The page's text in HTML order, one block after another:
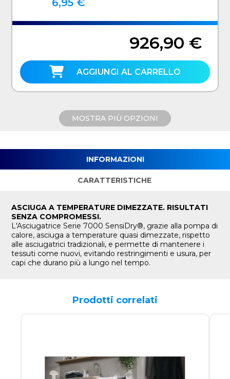
6,95 €
926,90 €
AGGIUNGI AL CARRELLO
MOSTRA PIÙ OPZIONI
INFORMAZIONI
CARATTERISTICHE
ASCIUGA A TEMPERATURE DIMEZZATE. RISULTATI
SENZA COMPROMESSI.
L'Asciugatrice Serie 7000 SensiDry®, grazie alla pompa di
calore, asciuga a temperature quasi dimezzate, rispetto
alle asciugatrici tradizionali, e permette di mantenere i
tessuti come nuovi, evitando restringimenti e usura, per
capi che durano più a lungo nel tempo.
Prodotti correlati